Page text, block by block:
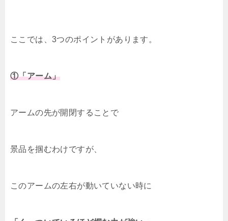
ここでは、3つのポイントがあります。
①「アーム」
アームの先が開閉することで
景品を掴むわけですが、
このアームの左右が動いていない時に